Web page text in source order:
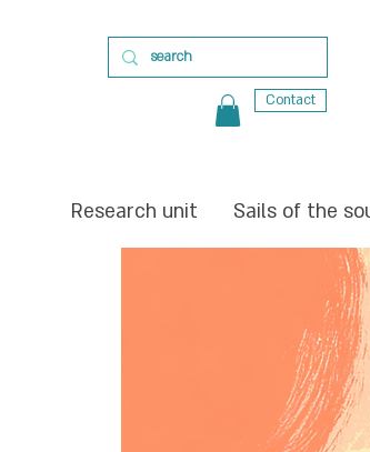
Contact
Sails of the
Research unit